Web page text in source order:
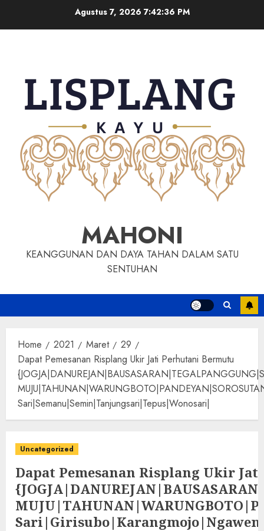
Agustus 7, 20267:42:37 PM
MAHONI
KEANGGUNAN DAN DAYA TAHAN DALAM SATU
SENTUHAN
Home 2021 Maret
29
Dapat Pemesanan Risplang Ukir Jati Perhutani Bermutu
Sari|Semanu|Semin|Tanjungsari|Tepus|Wonosari|
Uncategorized
Dapat Pemesanan Risplang Ukir